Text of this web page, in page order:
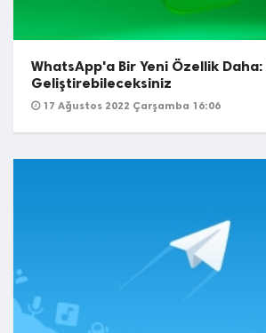
WhatsApp'a Bir Yeni Özellik
Geliştirebileceksiniz
17 Ağustos 2022 Çarşamba 16:06